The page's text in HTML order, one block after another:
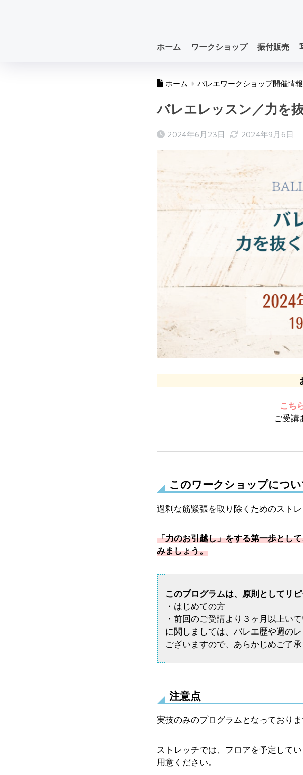
ホーム ワークショップ 振付販売
ホーム バレエワークショップ開催情報
バレエレッスン／力を
2024年6月23日 2024年9月6日
こち
ご受講
このワークショップについ
過剰な筋緊張を取り除くためのスト
「力のお引越し」をする第一歩とし
みましょう。
このプログラムは、原則としてリ
・はじめての方
・前回のご受講より３ヶ月以上い
に関しましては、バレエ歴や週の
ございますので、あらかじめご了承
注意点
実技のみのプログラムとなっており
ストレッチでは、フロアを予定して
用意ください。